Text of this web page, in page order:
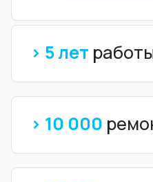
> 5 лет
> 10 000